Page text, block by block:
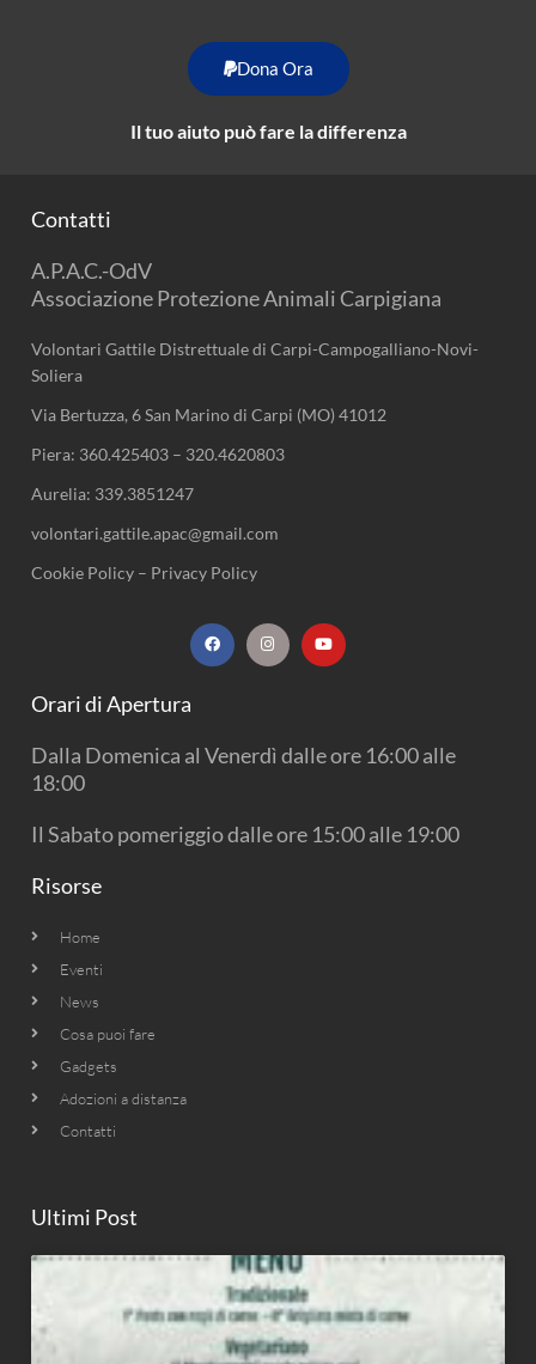
Dona Ora
Il tuo aiuto può fare la differenza
Contatti
A.P.A.C.-OdV
Associazione Protezione Animali Carpigiana
Volontari Gattile Distrettuale di Carpi-Campogalliano-Novi-
Soliera
Via Bertuzza, 6 San Marino di Carpi (MO) 41012
Piera: 360.425403 – 320.4620803
Aurelia: 339.3851247
volontari.gattile.apac@gmail.com
Cookie Policy – Privacy Policy
F
a
I
n
m
Y
o
Orari di Apertura
Dalla Domenica al Venerdì dalle ore 16:00 alle
18:00
Il Sabato pomeriggio dalle ore 15:00 alle 19:00
Risorse
Home
Eventi
News
Cosa puoi fare
Gadgets
Adozioni a distanza
Contatti
Ultimi Post